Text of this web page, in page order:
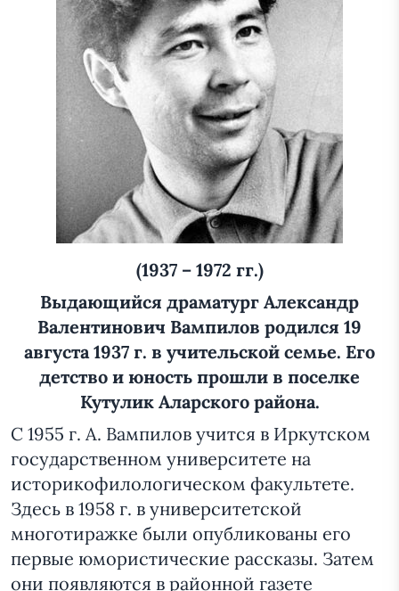
(1937 – 1972 гг.)
Выдающийся драматург Александр
Валентинович Вампилов родился 19
августа 1937 г. в учительской семье. Его
детство и юность прошли в поселке
Кутулик Аларского района.
С 1955 г. А. Вампилов учится в Иркутском
государственном университете на
историкофилологическом факультете.
Здесь в 1958 г. в университетской
многотиражке были опубликованы его
первые юмористические рассказы. Затем
они появляются в районной газете